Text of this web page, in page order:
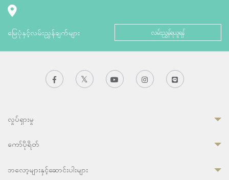
မြေပုံနှင့်လမ်းညွှန်ချက်များ လမ်းညွှန်ရယူရန်
လှုပ်ရှားမှု
ကော်ပိုရိတ်
ဘလော့များနှင့်ဆောင်းပါးများ